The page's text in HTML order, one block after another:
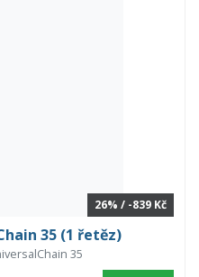
26% / -839 Kč
35 (1 řetěz)
35